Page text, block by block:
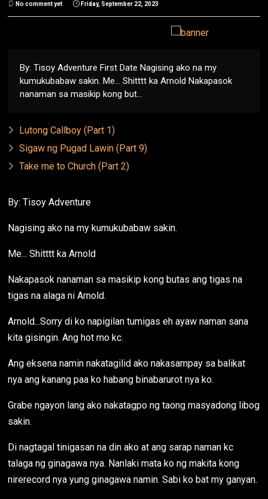
No comment yet Friday, September 22, 2023
By: Tisoy Adventure First Date Nagising ako na my
kumukubabaw sakin. Me... Shitttt ka Arnold Nakapasok
nanaman sa masikip kong but...
Lutong Callboy (Part 1)
Sigaw ng Pugad Lawin (Part 9)
Take me to Church (Part 2)
By: Tisoy Adventure
Nagising ako na my kumukubabaw sakin.
Me... Shitttt ka Arnold
Nakapasok nanaman sa masikip kong butas ang tigas na
tigas na alaga ni Arnold.
Arnold...Sorry di ko napigilan tumigas eh ayaw naman sana
kita gisingin. Ang hot mo kc.
Ang eksena namin nakatagilid ako nakasampay sa balikat
nya ang kanang paa ko habang binabarurot nya ko.
Grabe ngayon lang ako nakatagpo ng taong masyadong libog
sakin.
Di nagtagal tinigasan na din ako at ang sarap naman kc
talaga ng ginagawa nya. Nanlaki mata ko ng makita kong
nirerecord nya yung ginagawa namin. Sabi ko bat my ganyan.